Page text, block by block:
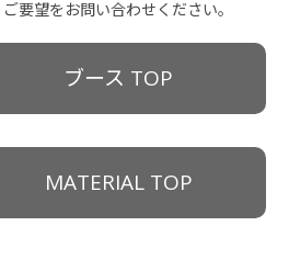
ご要望をお問い合わせください。
ブース TOP
MATERIAL TOP